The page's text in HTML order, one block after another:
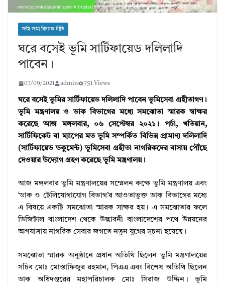
জমি জমা বিষয়ক নীতি
ঘরে বসেই ভূমি সার্টিফায়েড দলিলাদি
পাবেন।
07/09/2021 admin 751 Views
ঘরে বসেই ভূমির সার্টিফায়েড দলিলাদি পাবেন ভূমিসেবা গ্রহীতাগণ।
ভূমি মন্ত্রণালয় ও ডাক বিভাগের মধ্যে সমঝোতা স্মারক স্বাক্ষর
করেছে আজ মঙ্গলবার, ০৬ সেপ্টেম্বর ২০২১। পর্চা, খতিয়ান,
সার্টিফিকেট বা ম্যাপের মত ভূমি সম্পর্কিত বিভিন্ন প্রামাণ্য দলিলাদি
(সার্টিফায়েড ডকুমেন্ট) ভূমিসেবা গ্রহীতা নাগরিকদের বাসায় পৌঁছে
দেওয়ার উদ্যোগ গ্রহণ করেছে ভূমি মন্ত্রণালয়।
আজ মঙ্গলবার ভূমি মন্ত্রণালয়ের সম্মেলন কক্ষে ভূমি মন্ত্রণালয় এবং
‘ডাক ও টেলিযোগাযোগ বিভাগ’র আওতাভুক্ত ডাক বিভাগের মধ্যে
এ বিষয়ে একটি সমঝোতা স্মারক সাক্ষর হয়। এ সমঝোতার ফলে
ডিজিটাল বাংলাদেশ থেকে উদ্ভাবনী বাংলাদেশের পথে উন্নয়নের
অগ্রযাত্রায় নাগরিক সেবার জগতে নতুন যুগের সূচনা হয়েছে।
সমঝোতা স্মারক অনুষ্ঠানে প্রধান অতিথি ছিলেন ভূমি মন্ত্রণালয়ের
সচিব মোঃ মোস্তাফিজুর রহমান, পিএএ এবং বিশেষ অতিথি ছিলেন
ডাক অধিদপ্তরের মহাপরিচালক মোঃ সিরাজ উদ্দিন। ভূমি